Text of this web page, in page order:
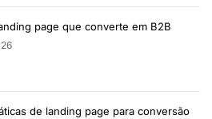
page que converte em B2B
de landing page para conversão